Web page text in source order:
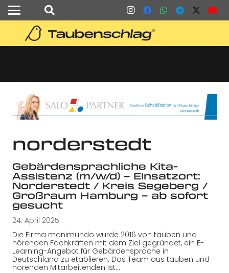
norderstedt
Gebärdensprachliche Kita-
Assistenz (m/w/d) – Einsatzort:
Norderstedt / Kreis Segeberg /
Großraum Hamburg – ab sofort
gesucht
24. April 2025
Die Firma manimundo wurde 2016 von tauben und
hörenden Fachkräften mit dem Ziel gegründet, ein E-
Learning-Angebot für Gebärdensprache in
Deutschland zu etablieren. Das Team aus tauben und
hörenden Mitarbeitenden ist…